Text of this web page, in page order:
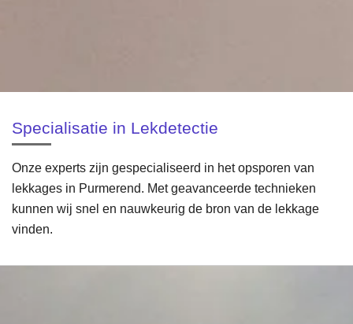
Specialisatie in Lekdetectie
Onze experts zijn gespecialiseerd in het opsporen van
lekkages in Purmerend. Met geavanceerde technieken
kunnen wij snel en nauwkeurig de bron van de lekkage
vinden.